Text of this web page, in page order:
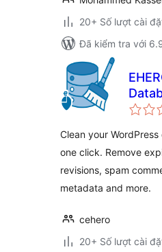
20+ Số lượt cài
Đã kiểm tra với
&
Clean your
one click. Remove
revisions, spam
metadata and more.
cehero
20+ Số lượt cài